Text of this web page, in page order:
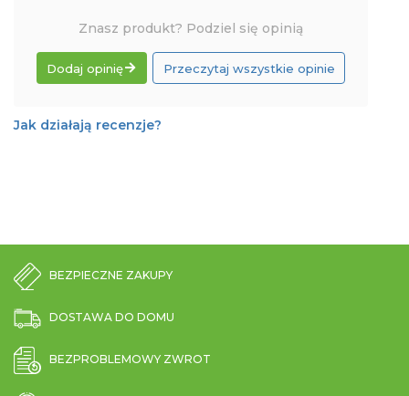
Znasz produkt? Podziel się opinią
Dodaj opinię Przeczytaj wszystkie opinie
Jak działają recenzje?
BEZPIECZNE ZAKUPY
DOSTAWA DO DOMU
BEZPROBLEMOWY ZWROT